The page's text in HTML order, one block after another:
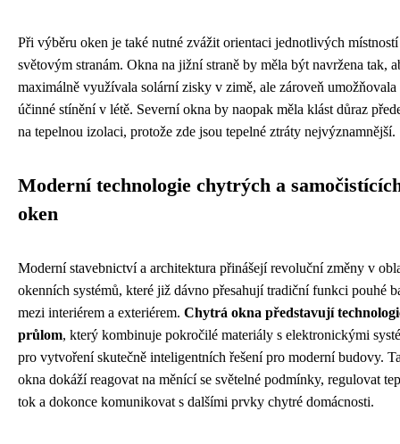
Při výběru oken je také nutné zvážit orientaci jednotlivých
světovým stranám. Okna na jižní straně by měla být navržena tak,
maximálně využívala solární zisky v zimě, ale zároveň umožňovala
účinné stínění v létě. Severní okna by naopak měla klást důraz
na tepelnou izolaci, protože zde jsou tepelné ztráty nejvýznamnější.
Moderní technologie chytrých a
oken
Moderní stavebnictví a architektura přinášejí revoluční změny v
okenních systémů, které již dávno přesahují tradiční funkci pouhé
mezi interiérem a exteriérem. Chytrá okna představují
průlom, který kombinuje pokročilé materiály s elektronickými
pro vytvoření skutečně inteligentních řešení pro moderní budovy.
okna dokáží reagovat na měnící se světelné podmínky, regulovat
tok a dokonce komunikovat s dalšími prvky chytré domácnosti.